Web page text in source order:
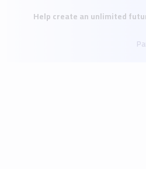
Help create an unlimited